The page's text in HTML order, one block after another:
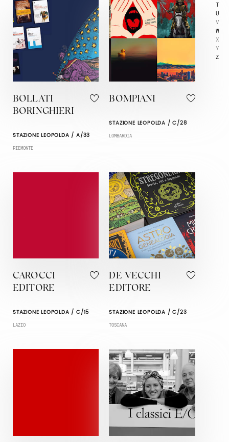
T
U
V
W
X
Y
Z
BOLLATI
BORINGHIERI
STAZIONE LEOPOLDA / A/33
PIEMONTE
BOMPIANI
STAZIONE LEOPOLDA / C/28
LOMBARDIA
CAROCCI
EDITORE
STAZIONE LEOPOLDA / C/15
LAZIO
DE VECCHI
EDITORE
STAZIONE LEOPOLDA / C/23
TOSCANA